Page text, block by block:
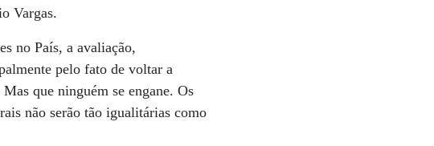
Vargas.
no País, a avaliação,
pelo fato de voltar a
que ninguém se engane. Os
não serão tão igualitárias como